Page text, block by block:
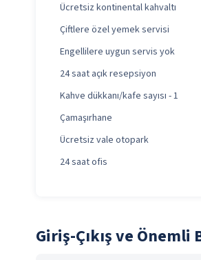
Ücretsiz kontinental kahvaltı
Çiftlere özel yemek servisi
Engellilere uygun servis yok
24 saat açık resepsiyon
Kahve dükkanı/kafe sayısı - 1
Çamaşırhane
Ücretsiz vale otopark
24 saat ofis
Giriş-Çıkış ve